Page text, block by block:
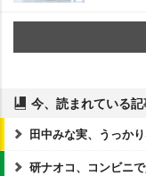
今、読まれている
田中みな実、うっか
研ナオコ、コンビニ